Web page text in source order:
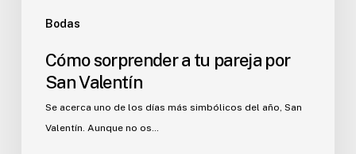
Bodas
Cómo sorprender a tu pareja por
San Valentín
Se acerca uno de los días más simbólicos del año, San
Valentín. Aunque no os…